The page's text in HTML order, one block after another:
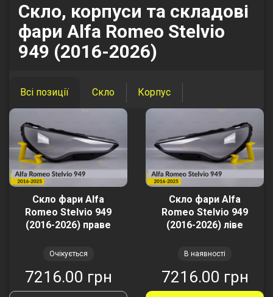
Скло, корпуси та складові
фари Alfa Romeo Stelvio
949 (2016-2026)
Всі позиції Скло Корпус
Скло фари Alfa
Romeo Stelvio 949
(2016-2026) праве
Очікується
7216.00 грн
Скло фари Alfa
Romeo Stelvio 949
(2016-2026) ліве
В наявності
7216.00 грн